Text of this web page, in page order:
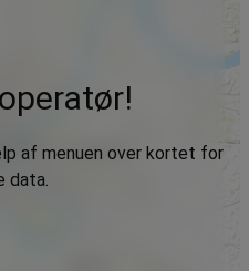
af menuen over kortet for
data.